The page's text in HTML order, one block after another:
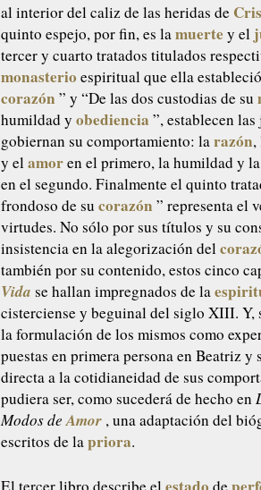
al interior del caliz de las heridas de
quinto espejo, por fin, es lamuerte y el
tercer y cuarto tratados titulados
monasterio espiritual que ella
corazón ” y “De las dos custodias de su
humildad yobediencia ”, establecen
gobiernan su comportamiento: larazón
y elamoren el primero, la humildad y
en el segundo. Finalmente el quinto
frondoso de sucorazón ” representa el
virtudes. No sólo por sus títulos y su
insistencia en la alegorización del
también por su contenido, estos cinco
Vida se hallan impregnados de la
cisterciense y beguinal del siglo XIII. Y,
la formulación de los mismos como
puestas en primera persona en Beatriz y
directa a la cotidianeidad de sus
pudiera ser, como sucederá de hecho en
Modos deAmor , una adaptación del
escritos de lapriora.